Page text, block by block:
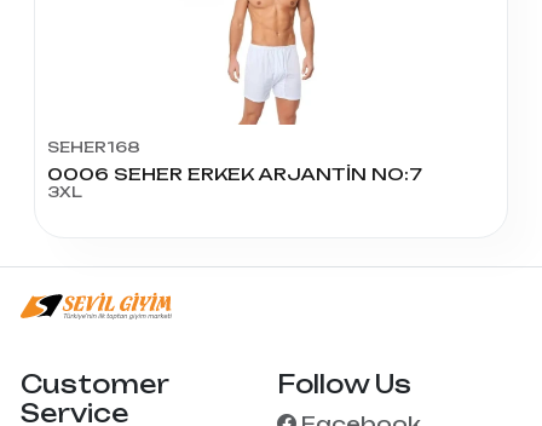
SEHER168
0006 SEHER ERKEK ARJANTİN NO:7
3XL
Customer
Service
Follow Us